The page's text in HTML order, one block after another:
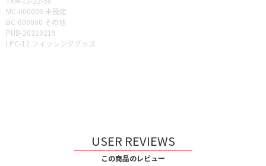
MC-000000 未設定
BC-000000 その他
PUB-20210219
LPC-12 フィッシンググッズ
USER REVIEWS
この商品のレビュー